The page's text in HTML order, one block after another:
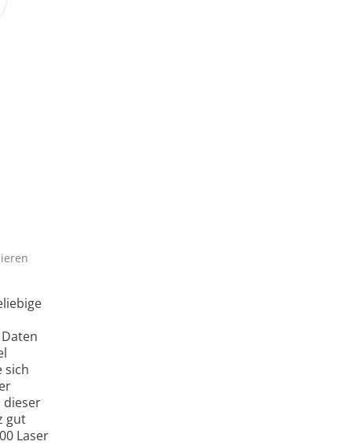
sich
dieser
gut
Laser